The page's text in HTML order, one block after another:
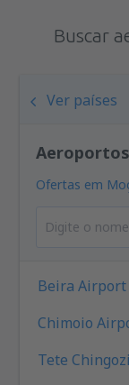
Buscar
Ver países
Ofertas em
Beira Airport
Chimoio
Tete